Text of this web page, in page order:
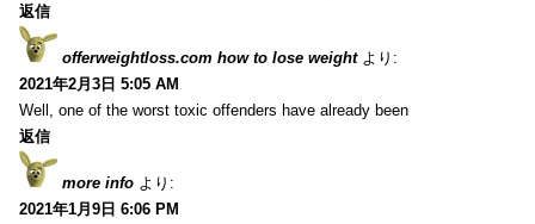
返信
offerweightloss.com how to lose weight より:
2021年2月3日 5:05 AM
Well, one of the worst toxic offenders have already been
返信
more info より:
2021年1月9日 6:06 PM